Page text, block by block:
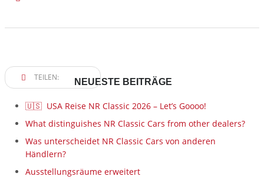
TEILEN: NEUESTE BEITRÄGE
🇺🇸 USA Reise NR Classic 2026 – Let’s Goooo!
What distinguishes NR Classic Cars from other dealers?
Was unterscheidet NR Classic Cars von anderen
Händlern?
Ausstellungsräume erweitert